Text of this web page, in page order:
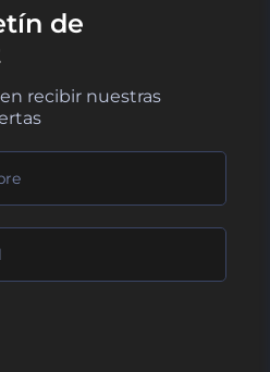
de
recibir nuestras